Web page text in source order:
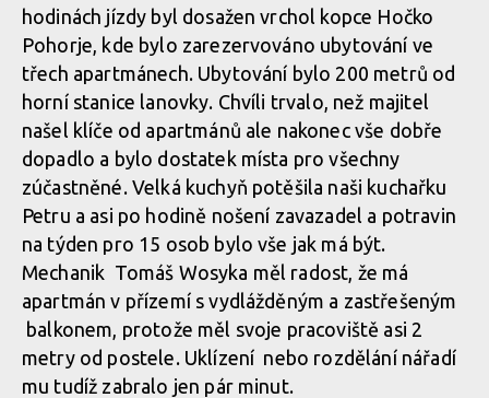
hodinách jízdy byl dosažen vrchol kopce Hočko
Pohorje, kde bylo zarezervováno ubytování ve
třech apartmánech. Ubytování bylo 200 metrů od
horní stanice lanovky. Chvíli trvalo, než majitel
našel klíče od apartmánů ale nakonec vše dobře
dopadlo a bylo dostatek místa pro všechny
zúčastněné. Velká kuchyň potěšila naši kuchařku
Petru a asi po hodině nošení zavazadel a potravin
na týden pro 15 osob bylo vše jak má být.
Mechanik Tomáš Wosyka měl radost, že má
apartmán v přízemí s vydlážděným a zastřešeným
balkonem, protože měl svoje pracoviště asi 2
metry od postele. Uklízení nebo rozdělání nářadí
mu tudíž zabralo jen pár minut.